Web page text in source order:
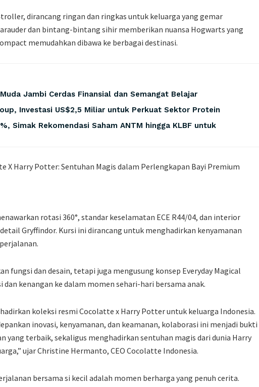
dirancang ringan dan ringkas untuk keluarga yang gemar
dan bintang-bintang sihir memberikan nuansa Hogwarts yang
memudahkan dibawa ke berbagai destinasi.
Jambi Cerdas Finansial dan Semangat Belajar
Investasi US$2,5 Miliar untuk Perkuat Sektor Protein
Simak Rekomendasi Saham ANTM hingga KLBF untuk
rotasi 360°, standar keselamatan ECE R44/04, dan interior
Gryffindor. Kursi ini dirancang untuk menghadirkan kenyamanan
fungsi dan desain, tetapi juga mengusung konsep Everyday Magical
kenangan ke dalam momen sehari-hari bersama anak.
koleksi resmi Cocolatte x Harry Potter untuk keluarga Indonesia.
inovasi, kenyamanan, dan keamanan, kolaborasi ini menjadi bukti
yang terbaik, sekaligus menghadirkan sentuhan magis dari dunia Harry
ujar Christine Hermanto, CEO Cocolatte Indonesia.
bersama si kecil adalah momen berharga yang penuh cerita.